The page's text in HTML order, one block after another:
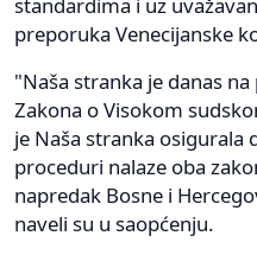
preporuka Venecijanske
"Naša stranka je danas
Zakona o Visokom
je Naša stranka osigurala
proceduri nalaze oba
napredak Bosne i
naveli su u saopćenju.